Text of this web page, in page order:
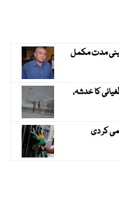
مدت مکمل
طغیانی کا خدشہ،
کر دی